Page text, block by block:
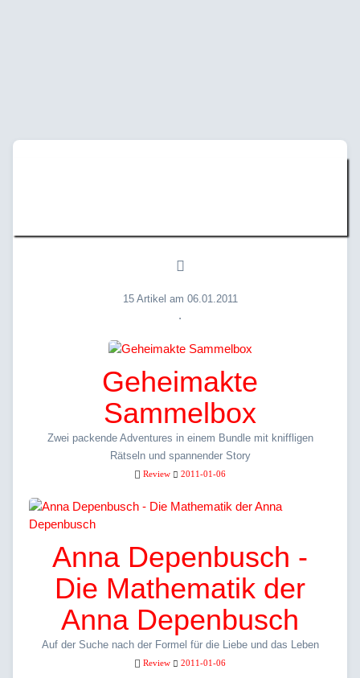
15 Artikel am 06.01.2011
.
Geheimakte
Sammelbox
Zwei packende Adventures in einem Bundle mit kniffligen
Rätseln und spannender Story
Review 2011-01-06
Anna Depenbusch -
Die Mathematik der
Anna Depenbusch
Auf der Suche nach der Formel für die Liebe und das Leben
Review 2011-01-06